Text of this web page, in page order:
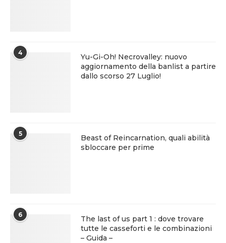
4
Yu-Gi-Oh! Necrovalley: nuovo
aggiornamento della banlist a partire
dallo scorso 27 Luglio!
5
Beast of Reincarnation, quali abilità
sbloccare per prime
6
The last of us part 1 : dove trovare
tutte le casseforti e le combinazioni
– Guida –